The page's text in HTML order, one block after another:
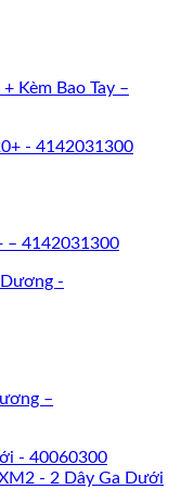
Kèm Bao Tay –
– 4142031300
–